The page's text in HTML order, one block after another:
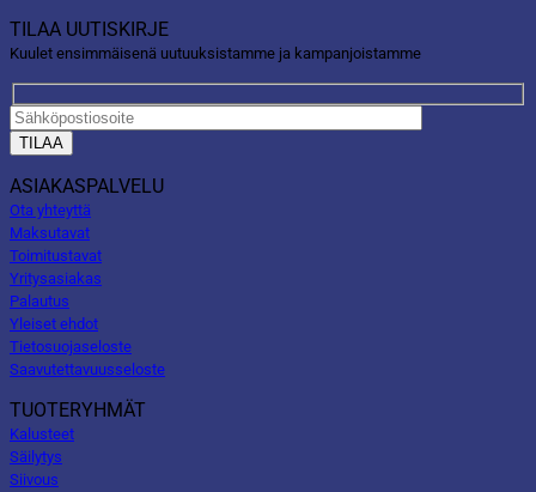
TILAA UUTISKIRJE
Kuulet ensimmäisenä uutuuksistamme ja kampanjoistamme
ASIAKASPALVELU
Ota yhteyttä
Maksutavat
Toimitustavat
Yritysasiakas
Palautus
Yleiset ehdot
Tietosuojaseloste
Saavutettavuusseloste
TUOTERYHMÄT
Kalusteet
Säilytys
Siivous